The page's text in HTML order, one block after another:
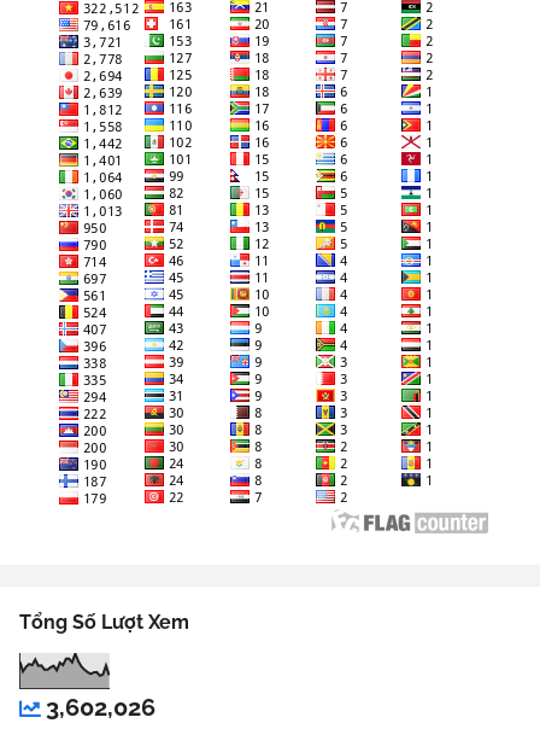
Tổng Số Lượt Xem
3,602,026